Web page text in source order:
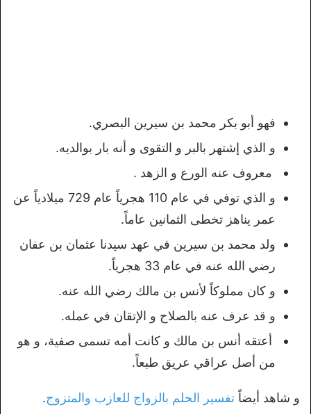
فهو أبو بكر محمد بن سيرين البصري.
و الذي إشتهر بالبر و التقوى و أنه بار بوالديه.
معروف عنه الورع و الزهد .
و الذي توفي في عام 110 هجرياً عام 729 ميلادياً عن
عمر يناهز تخطى الثمانين عاماً.
ولد محمد بن سيرين في عهد سيدنا عثمان بن عفان
رضي الله عنه في عام 33 هجرياً.
و كان مملوكاً لأنس بن مالك رضي الله عنه.
و قد عرف عنه بالصلاح و الإتقان في عمله.
أعتقه أنس بن مالك و كانت أمه تسمى صفية، و هو
من أصل عراقي عريق طبعاً.
و شاهد أيضاً تفسير الحلم بالزواج للعازب والمتزوج.